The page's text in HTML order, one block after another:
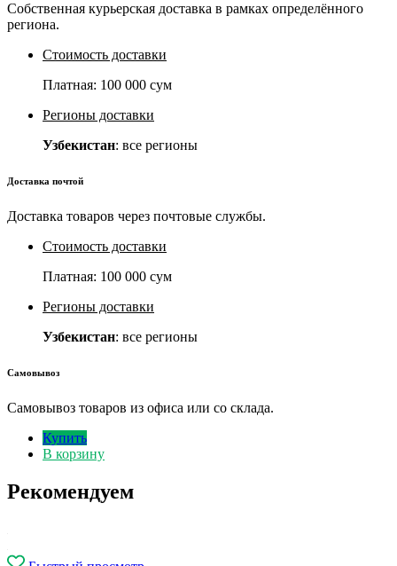
Собственная курьерская доставка в рамках определённого
региона.
Стоимость доставки
Платная: 100 000 сум
Регионы доставки
Узбекистан: все регионы
Доставка почтой
Доставка товаров через почтовые службы.
Стоимость доставки
Платная: 100 000 сум
Регионы доставки
Узбекистан: все регионы
Самовывоз
Самовывоз товаров из офиса или со склада.
Купить
В корзину
Рекомендуем